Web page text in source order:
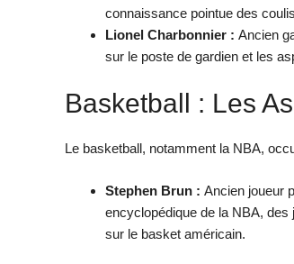
connaissance pointue des
Lionel Charbonnier : Ancien
sur le poste de gardien et les
Basketball : Les
Le basketball, notamment la NBA,
Stephen Brun : Ancien joueur
encyclopédique de la NBA,
sur le basket américain.